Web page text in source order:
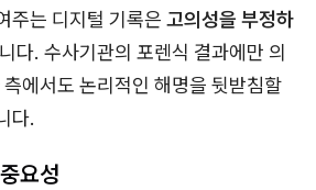
주는 디지털 기록은 고의성을 부정하
다. 수사기관의 포렌식 결과에만 의
에서도 논리적인 해명을 뒷받침할
다.
요성